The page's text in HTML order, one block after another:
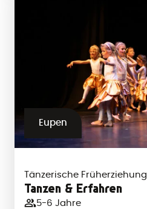
Eupen
Tänzerische Früherziehung
Tanzen & Erfahren
5-6 Jahre